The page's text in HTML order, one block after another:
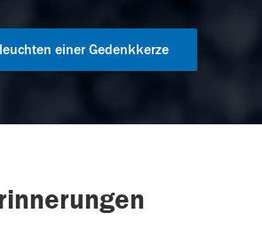
einer Gedenkkerze